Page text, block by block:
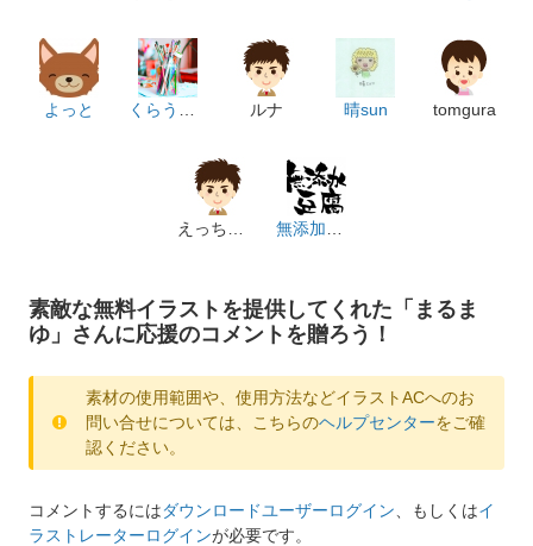
よっと くらうど職人 ルナ 晴sun tomgura
えっちゃん 無添加豆腐
素敵な無料イラストを提供してくれた「まるま
ゆ」さんに応援のコメントを贈ろう！
素材の使用範囲や、使用方法などイラストACへのお
問い合せについては、こちらのヘルプセンターをご確
認ください。
コメントするにはダウンロードユーザーログイン 、もしくはイ
ラストレーターログインが必要です。